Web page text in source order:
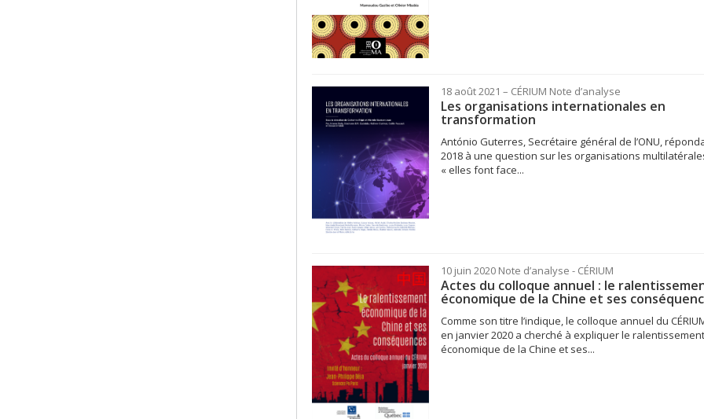
18 août 2021 – CÉRIUM Note d’analyse
Les organisations internationales en
transformation
António Guterres, Secrétaire général de l’ONU,
2018 à une question sur les organisations
« elles font face...
10 juin 2020 Note d’analyse - CÉRIUM
Actes du colloque annuel : le
économique de la Chine et ses
Comme son titre l’indique, le colloque annuel du
en janvier 2020 a cherché à expliquer le ralentissement
économique de la Chine et ses...